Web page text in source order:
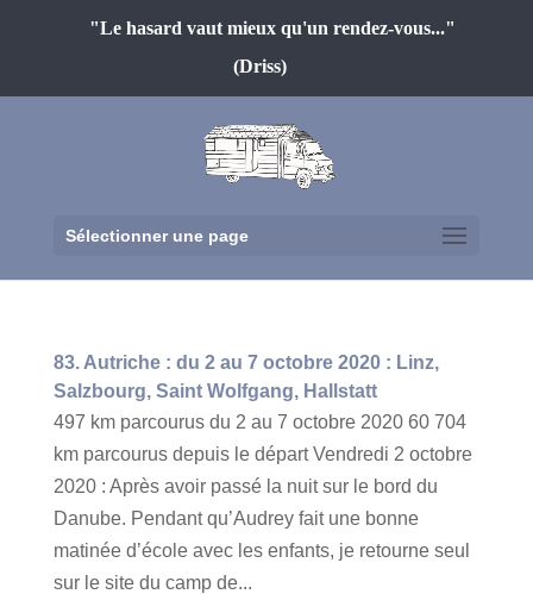
"Le hasard vaut mieux qu'un rendez-vous..."
(Driss)
Sélectionner une page
83. Autriche : du 2 au 7 octobre 2020 : Linz,
Salzbourg, Saint Wolfgang, Hallstatt
497 km parcourus du 2 au 7 octobre 2020 60 704
km parcourus depuis le départ Vendredi 2 octobre
2020 : Après avoir passé la nuit sur le bord du
Danube. Pendant qu’Audrey fait une bonne
matinée d’école avec les enfants, je retourne seul
sur le site du camp de...